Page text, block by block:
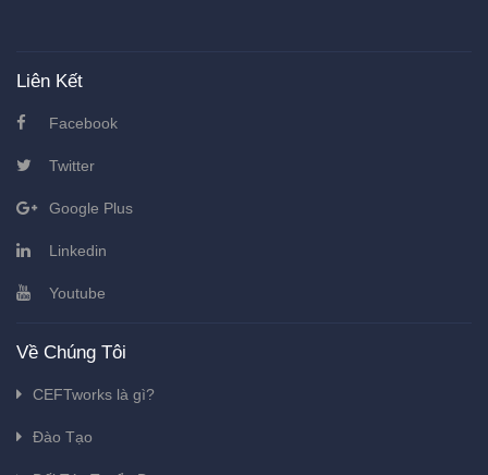
Liên Kết
Facebook
Twitter
Google Plus
Linkedin
Youtube
Về Chúng Tôi
CEFTworks là gì?
Đào Tạo